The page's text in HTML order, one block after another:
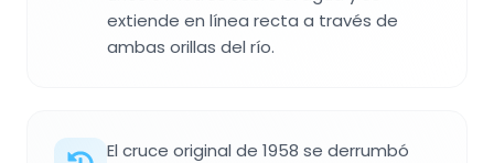
extiende en línea recta a través de
ambas orillas del río.
El cruce original de 1958 se derrumbó